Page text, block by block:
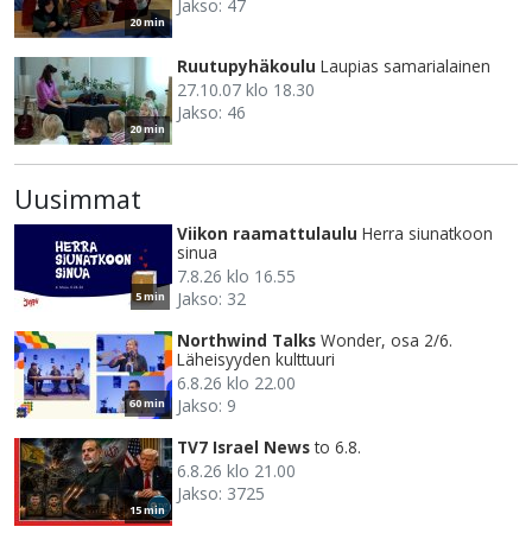
20 min
Jakso: 47
20 min
Ruutupyhäkoulu Laupias samarialainen
27.10.07 klo 18.30
Jakso: 46
Uusimmat
5 min
Viikon raamattulaulu Herra siunatkoon
sinua
7.8.26 klo 16.55
Jakso: 32
60 min
Northwind Talks Wonder, osa 2/6.
Läheisyyden kulttuuri
6.8.26 klo 22.00
Jakso: 9
15 min
TV7 Israel News to 6.8.
6.8.26 klo 21.00
Jakso: 3725